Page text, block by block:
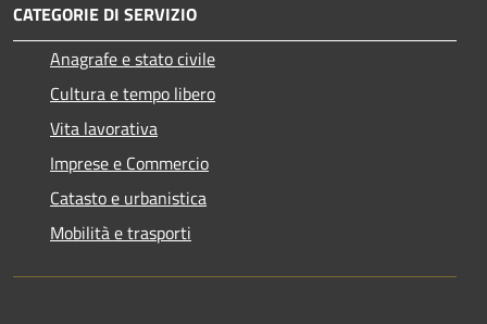
CATEGORIE DI SERVIZIO
Anagrafe e stato civile
Cultura e tempo libero
Vita lavorativa
Imprese e Commercio
Catasto e urbanistica
Mobilità e trasporti